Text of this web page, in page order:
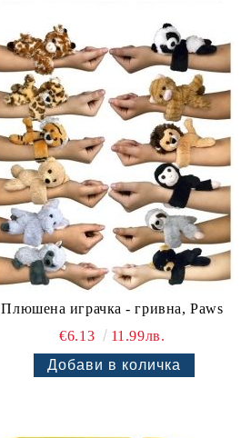
Плюшенa играчка - гривна, Paws
€6.13
11.99лв.